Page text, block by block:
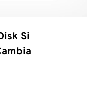
Si